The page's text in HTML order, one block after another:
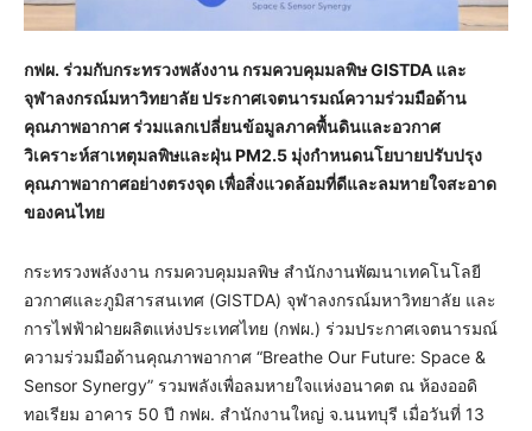
กฟผ. ร่วมกับกระทรวงพลังงาน กรมควบคุมมลพิษGISTDA และ
จุฬาลงกรณ์มหาวิทยาลัย ประกาศเจตนารมณ์ความร่วมมือด้าน
คุณภาพอากาศ ร่วมแลกเปลี่ยนข้อมูลภาคพื้นดินและอวกาศ
วิเคราะห์สาเหตุมลพิษและฝุ่นPM2.5 มุ่งกำหนดนโยบายปรับปรุง
คุณภาพอากาศอย่างตรงจุด เพื่อสิ่งแวดล้อมที่ดีและลมหายใจสะอาด
ของคนไทย
กระทรวงพลังงาน กรมควบคุมมลพิษ สำนักงานพัฒนาเทคโนโลยี
อวกาศและภูมิสารสนเทศ (GISTDA) จุฬาลงกรณ์มหาวิทยาลัย และ
การไฟฟ้าฝ่ายผลิตแห่งประเทศไทย (กฟผ.) ร่วมประกาศเจตนารมณ์
ความร่วมมือด้านคุณภาพอากาศ “Breathe Our Future: Space &
Sensor Synergy” รวมพลังเพื่อลมหายใจแห่งอนาคต ณ ห้องออดิ
ทอเรียม อาคาร 50 ปี กฟผ. สำนักงานใหญ่ จ.นนทบุรี เมื่อวันที่ 13